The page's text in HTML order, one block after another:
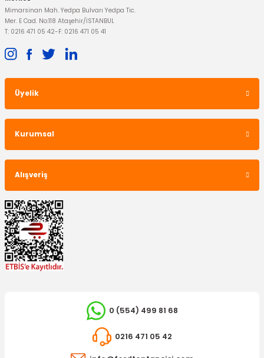
Mimarsinan Mah. Yedpa Bulvarı Yedpa Tic.
Mer. E Cad. No:118 Ataşehir/İSTANBUL
T: 0216 471 05 42-F: 0216 471 05 41
Üyelik
Kurumsal
Alışveriş
0 (554) 499 81 68
0216 471 05 42